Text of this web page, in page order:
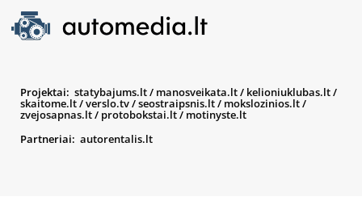
Projektai: statybajums.lt/ manosveikata.lt/ kelioniuklubas.lt/
skaitome.lt/verslo.tv/seostraipsnis.lt/ mokslozinios.lt/
zvejosapnas.lt/ protobokstai.lt/ motinyste.lt
Partneriai: autorentalis.lt